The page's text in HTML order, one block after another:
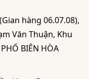
hàng 06.07.08),
Văn Thuận, Khu
BIÊN HÒA